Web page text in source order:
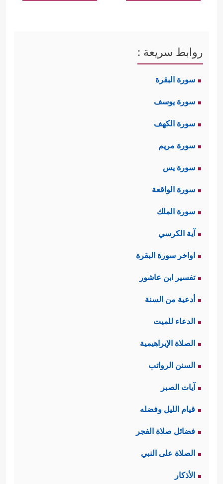
روابط سريعة :
سورة البقرة
سورة يوسف
سورة الكهف
سورة مريم
سورة يس
سورة الواقعة
سورة الملك
آية الكرسي
اواخر سورة البقرة
تفسير ابن عاشور
أدعية من السنة
الدعاء للميت
الصلاة الإبراهيمية
السنن الرواتب
آيات الصبر
قيام الليل وفضله
فضائل صلاة الفجر
الصلاة على النبي
الأذكار